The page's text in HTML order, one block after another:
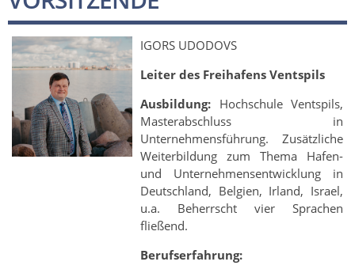
IGORS UDODOVS
Leiter des Freihafens Ventspils
Ausbildung: Hochschule Ventspils,
Masterabschluss in
Unternehmensführung. Zusätzliche
Weiterbildung zum Thema Hafen-
und Unternehmensentwicklung in
Deutschland, Belgien, Irland, Israel,
u.a. Beherrscht vier Sprachen
fließend.
Berufserfahrung: